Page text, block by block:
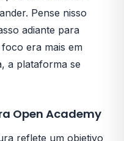
Pense nisso
adiante para
era mais em
a plataforma se
Open Academy
reflete um objetivo